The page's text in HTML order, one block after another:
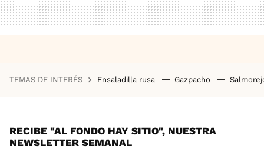
TEMAS DE INTERÉS Ensaladilla rusa Gazpacho
RECIBE "AL FONDO HAY SITIO", NUESTRA
NEWSLETTER SEMANAL